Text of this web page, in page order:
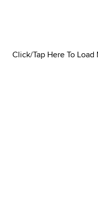
Click/Tap Here To Load